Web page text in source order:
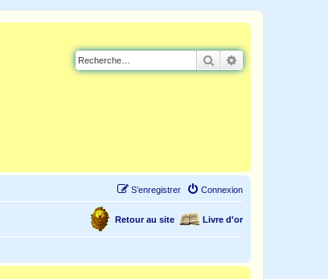
Rechercher
Connexion
S’enregistrer
Livre d'or
Retour au site